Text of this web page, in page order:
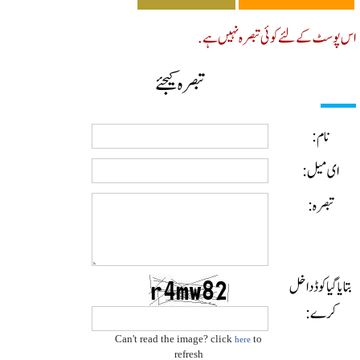
کے لئے کوئی تبصرہ نہیں ہے.
تبصرہ کیجئے
نام:
ای میل:
تبصرہ:
گیا کوڈ داخل
کرے:
Can't read the image? clickhere
refresh